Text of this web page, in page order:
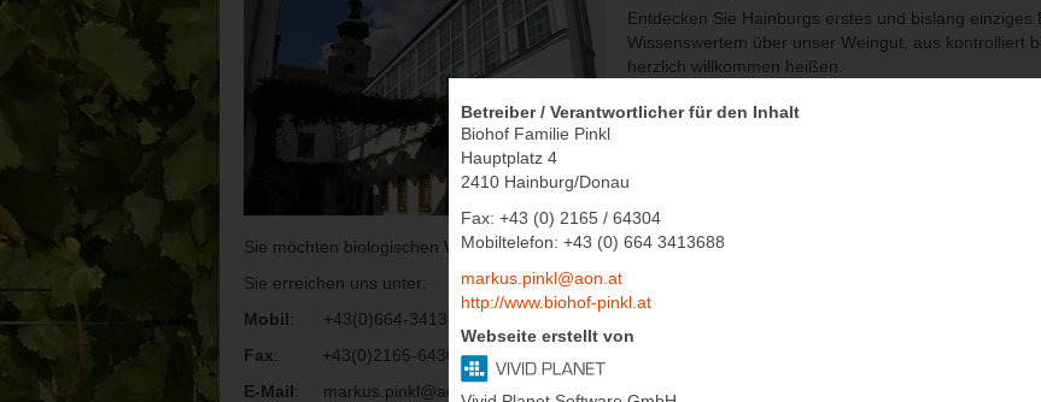
Betreiber / Verantwortlicher für den Inhalt
Biohof Familie Pinkl
Hauptplatz 4
2410 Hainburg/Donau
Fax: +43 (0) 2165 / 64304
Mobiltelefon: +43 (0) 664 3413688
markus.pinkl@aon.at
http://www.biohof-pinkl.at
Webseite erstellt von
Entdecken Sie Hainburgs erstes und bislang
Wissenswertem über unser Weingut, aus kontrolliert
herzlich willkommen heißen.
Sie möchten biologischen Wein/Traubensaft oder einen Tisch beim Heurigen reservieren? Sehr gerne!
Sie erreichen uns unter:
Mobil: +43(0)664-3413688
Fax: +43(0)2165-64304
E-Mail: markus.pinkl@aon.at